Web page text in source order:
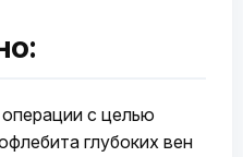
с целью
глубоких вен